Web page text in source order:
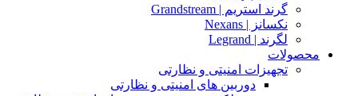
گرند استریم | Grandstream
نکسانز | Nexans
لگرند | Legrand
محصولات
تجهیزات امنیتی و نظارتی
دوربین های امنیتی و نظارتی